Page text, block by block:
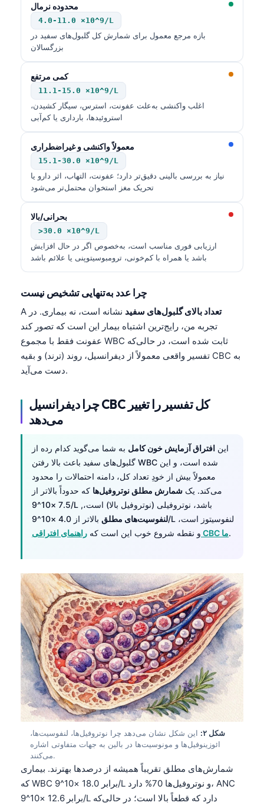
محدوده نرمال
4.0-11.0 ×10^9/L
بازه مرجع معمول برای شمارش کل گلبول‌های سفید در
بزرگسالان
کمی مرتفع
11.1-15.0 ×10^9/L
اغلب واکنشی به‌علت عفونت، استرس، سیگار کشیدن،
استروئیدها، بارداری یا کم‌آبی
معمولاً واکنشی و غیراضطراری
15.1-30.0 ×10^9/L
نیاز به بررسی بالینی دقیق‌تر دارد؛ عفونت، التهاب، اثر دارو یا
تحریک مغز استخوان محتمل‌تر می‌شود
بحرانی/بالا
>30.0 ×10^9/L
ارزیابی فوری مناسب است، به‌خصوص اگر در حال افزایش
باشد یا همراه با کم‌خونی، ترومبوسیتوپنی یا علائم باشد
چرا عدد به‌تنهایی تشخیص نیست
A تعداد بالای گلبول‌های سفید نشانه است، نه بیماری. در
تجربه من، رایج‌ترین اشتباه بیمار این است که تصور کند
عفونت فقط با مجموع WBC ثابت شده است، در حالی‌که
تفسیر واقعی معمولاً از دیفرانسیل، روند (ترند) و بقیه CBC به
دست می‌آید.
چرا دیفرانسیل CBC کل تفسیر را تغییر
می‌دهد
این افتراق آزمایش خون کامل به شما می‌گوید کدام رده از
گلبول‌های سفید باعث بالا رفتن WBC شده است، و این
معمولاً بیش از خودِ تعداد کل، دامنه احتمالات را محدود
می‌کند. یک شمارش مطلق نوتروفیل‌ها که حدوداً بالاتر از
7.5 ×10^9/L باشد، نوتروفیلی (نوتروفیل بالا) است،,
لنفوسیت‌های مطلق
بالاتر از 4.0 ×10^9/L لنفوسیتوز است،
و نقطه شروع خوب این است که
راهنمای افتراقی CBC ما.
شکل ۲:
این شکل نشان می‌دهد چرا نوتروفیل‌ها، لنفوسیت‌ها،
ائوزینوفیل‌ها و مونوسیت‌ها در بالین به جهات متفاوتی اشاره
می‌کنند.
شمارش‌های مطلق تقریباً همیشه از درصدها بهترند. بیماری
که WBC برابر 18.0 ×10^9/L و نوتروفیل‌ها 70% دارد، ANC
برابر 12.6 ×10^9/L دارد که قطعاً بالا است؛ در حالی‌که